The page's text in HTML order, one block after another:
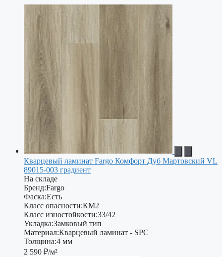
Кварцевый ламинат Fargo Комфорт Дуб Мартовский VL
89015-003 градиент
На складе
Бренд:Fargo
Фаска:Есть
Класс опасности:КМ2
Класс изностойкости:33/42
Укладка:Замковый тип
Материал:Кварцевый ламинат - SPC
Толщина:4 мм
2 590 ₽/м²